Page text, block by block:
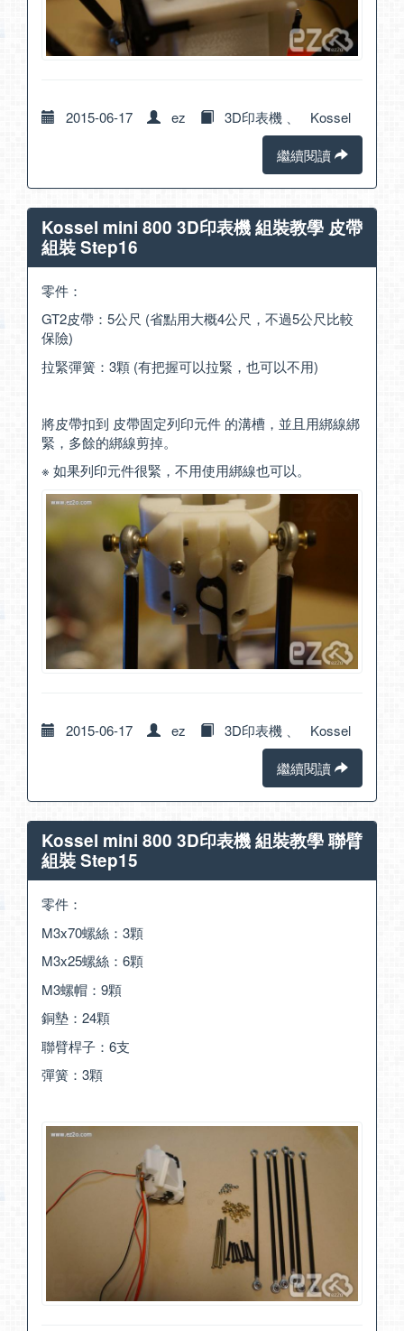
2015-06-17 ez 3D印表機
Kossel
繼續閱讀
Kossel mini 800 3D印表機 組裝教學 皮帶
組裝 Step16
零件：
GT2皮帶：5公尺 (省點用大概4公尺，不過5公尺比較
保險)
拉緊彈簧：3顆 (有把握可以拉緊，也可以不用)
將皮帶扣到 皮帶固定列印元件 的溝槽，並且用綁線綁
緊，多餘的綁線剪掉。
※ 如果列印元件很緊，不用使用綁線也可以。
2015-06-17 ez 3D印表機
Kossel
繼續閱讀
Kossel mini 800 3D印表機 組裝教學 聯臂
組裝 Step15
零件：
M3x70螺絲：3顆
M3x25螺絲：6顆
M3螺帽：9顆
銅墊：24顆
聯臂桿子：6支
彈簧：3顆